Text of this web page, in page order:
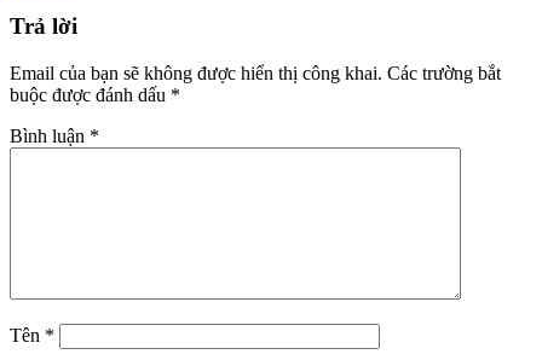
Trả lời
Email của bạn sẽ không được hiển thị công khai. Các trường bắt
buộc được đánh dấu *
Bình luận *
Tên *